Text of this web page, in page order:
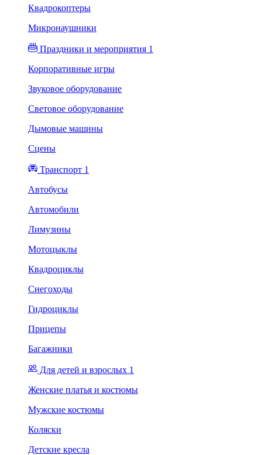
Квадрокоптеры
Микронаушники
Праздники и мероприятия 1
Корпоративные игры
Звуковое оборудование
Световое оборудование
Дымовые машины
Сцены
Транспорт 1
Автобусы
Автомобили
Лимузины
Мотоцыклы
Квадроциклы
Снегоходы
Гидроциклы
Прицепы
Багажники
Для детей и взрослых 1
Женские платья и костюмы
Мужские костюмы
Коляски
Детские кресла